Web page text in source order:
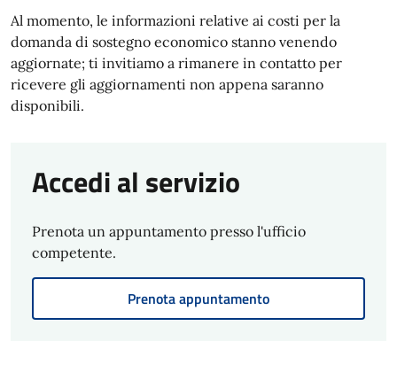
Al momento, le informazioni relative ai costi per la
domanda di sostegno economico stanno venendo
aggiornate; ti invitiamo a rimanere in contatto per
ricevere gli aggiornamenti non appena saranno
disponibili.
Accedi al servizio
Prenota un appuntamento presso l'ufficio
competente.
Prenota appuntamento